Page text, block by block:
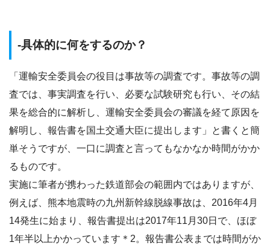
-具体的に何をするのか？
「運輸安全委員会の役目は事故等の調査です。事故等の調
査では、事実調査を行い、必要な試験研究も行い、その結
果を総合的に解析し、運輸安全委員会の審議を経て原因を
解明し、報告書を国土交通大臣に提出します」と書くと簡
単そうですが、一口に調査と言ってもなかなか時間がかか
るものです。
実施に筆者が携わった鉄道部会の範囲内ではありますが、
例えば、熊本地震時の九州新幹線脱線事故は、2016年4月
14発生に始まり、報告書提出は2017年11月30日で、ほぼ
1年半以上かかっています＊2。報告書公表までは時間がか